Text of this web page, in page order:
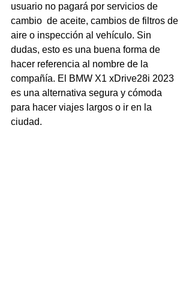
usuario no pagará por servicios de
cambio  de aceite, cambios de filtros de
aire o inspección al vehículo. Sin
dudas, esto es una buena forma de
hacer referencia al nombre de la
compañía. El BMW X1 xDrive28i 2023
es una alternativa segura y cómoda
para hacer viajes largos o ir en la
ciudad.